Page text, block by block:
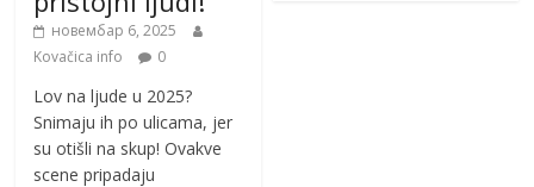
новембар 6, 2025
Kovačica info
0
Lov na ljude u 2025?
Snimaju ih po ulicama, jer
su otišli na skup! Ovakve
scene pripadaju